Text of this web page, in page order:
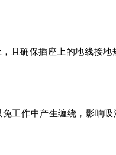
且确保插座上的地线接地
工作中产生缠绕，影响吸